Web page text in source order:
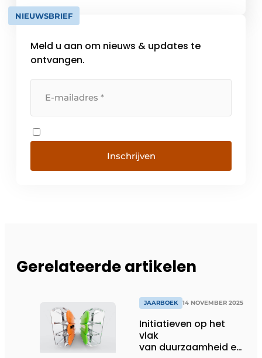
met productiefaciliteiten in Duitsland […]
NIEUWSBRIEF
Meld u aan om nieuws & updates te
ontvangen.
Inschrijven
Gerelateerde artikelen
JAARBOEK 14 NOVEMBER 2025
Initiatieven op het
vlak
van duurzaamheid en